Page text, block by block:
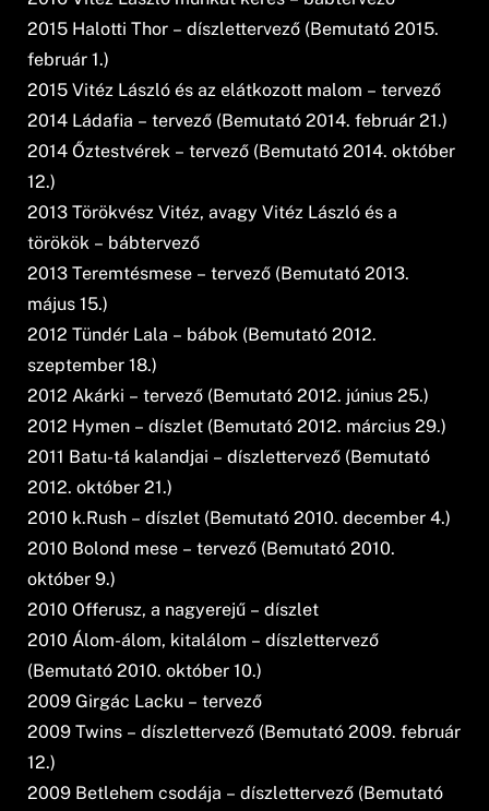
2015 Halotti Thor – díszlettervező (Bemutató 2015.
február 1.)
2015 Vitéz László és az elátkozott malom – tervező
2014 Ládafia – tervező (Bemutató 2014. február 21.)
2014 Őztestvérek – tervező (Bemutató 2014. október
12.)
2013 Törökvész Vitéz, avagy Vitéz László és a
törökök – bábtervező
2013 Teremtésmese – tervező (Bemutató 2013.
május 15.)
2012 Tündér Lala – bábok (Bemutató 2012.
szeptember 18.)
2012 Akárki – tervező (Bemutató 2012. június 25.)
2012 Hymen – díszlet (Bemutató 2012. március 29.)
2011 Batu-tá kalandjai – díszlettervező (Bemutató
2012. október 21.)
2010 k.Rush – díszlet (Bemutató 2010. december 4.)
2010 Bolond mese – tervező (Bemutató 2010.
október 9.)
2010 Offerusz, a nagyerejű – díszlet
2010 Álom-álom, kitalálom – díszlettervező
(Bemutató 2010. október 10.)
2009 Girgác Lacku – tervező
2009 Twins – díszlettervező (Bemutató 2009. február
12.)
2009 Betlehem csodája – díszlettervező (Bemutató